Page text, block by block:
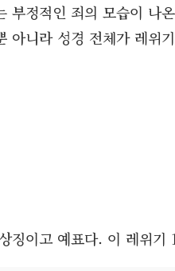
부정적인 죄의 모습이 나
아니라 성경 전체가 레위
징이고 예표다. 이 레위